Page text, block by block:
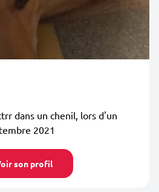
dans un chenil, lors d'un
2021
son profil